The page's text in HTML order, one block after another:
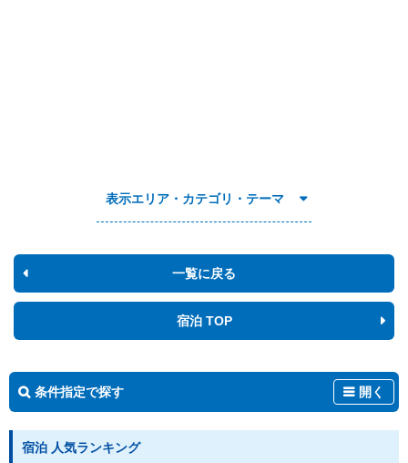
表示エリア・カテゴリ・テーマ
一覧に戻る
宿泊 TOP
条件指定で探す 開く
宿泊 人気ランキング